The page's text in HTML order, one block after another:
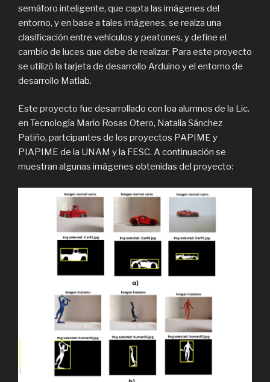
semáforo inteligente, que capta las imágenes del
entorno, y en base a tales imágenes, se realza una
clasificación entre vehículos y peatones, y define el
cambio de luces que debe de realizar. Para este proyecto
se utilizó la tarjeta de desarrollo Arduino y el entorno de
desarrollo Matlab.
Este proyecto fue desarrollado con loa alumnos de la Lic.
en Tecnología Mario Rosas Otero, Natalia Sánchez
Patiño, partcipantes de los proyectos PAPIME y
PIAPIME de la UNAM y la FESC. A continuación se
muestran algunas imágenes obtenidas del proyecto: